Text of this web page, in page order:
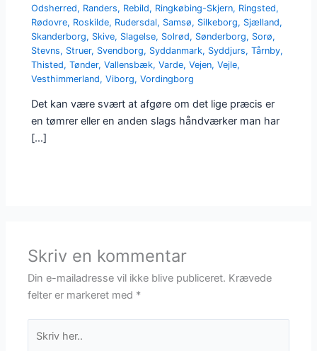
Odsherred, Randers, Rebild, Ringkøbing-Skjern, Ringsted,
Rødovre, Roskilde, Rudersdal, Samsø, Silkeborg, Sjælland,
Skanderborg, Skive, Slagelse, Solrød, Sønderborg, Sorø,
Stevns, Struer, Svendborg, Syddanmark, Syddjurs,Tårnby,
Thisted,Tønder,Vallensbæk,Varde,Vejen,Vejle,
Vesthimmerland,Viborg,Vordingborg
Det kan være svært at afgøre om det lige præcis er
en tømrer eller en anden slags håndværker man har
[…]
Skriv en kommentar
Din e-mailadresse vil ikke blive publiceret. Krævede
felter er markeret med *
her..